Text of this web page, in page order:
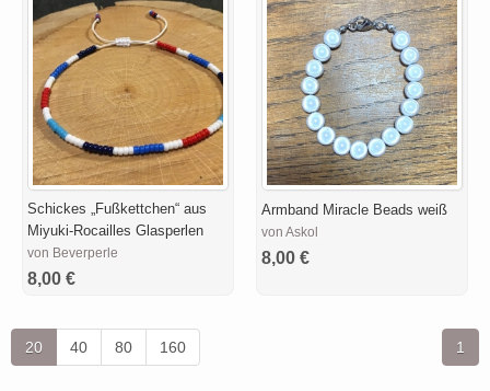
Schickes „Fußkettchen“ aus
Miyuki-Rocailles Glasperlen
von Beverperle
8,00 €
Armband Miracle Beads weiß
von Askol
8,00 €
20 40 80 160 1